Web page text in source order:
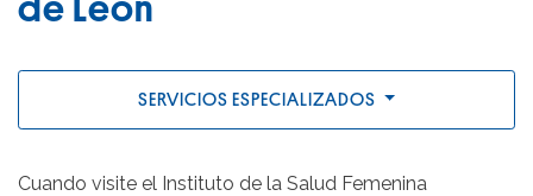
de Leon
SERVICIOS ESPECIALIZADOS
Cuando visite el Instituto de la Salud Femenina